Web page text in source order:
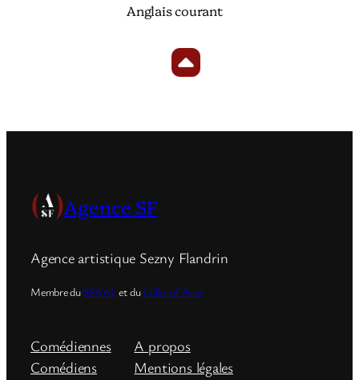
Anglais courant
Agence SF
Agence artistique Sezny Flandrin
Membre du SFAALet duCollectif Acte
Comédiennes
Comédiens
A propos
Mentions légales